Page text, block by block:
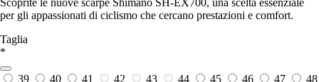
Scoprite le nuove scarpe Shimano SH-EX700, una scelta essenziale
per gli appassionati di ciclismo che cercano prestazioni e comfort.
Taglia
*
39 40 41 42 43 44 45 46 47
48